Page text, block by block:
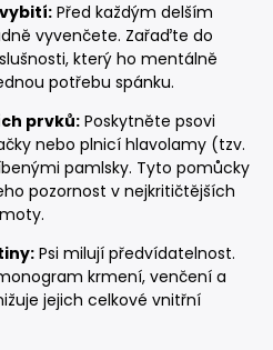
Před každým delším
vyvenčete. Zařaďte do
který ho mentálně
potřebu spánku.
prvků: Poskytněte psovi
nebo plnicí hlavolamy (tzv.
pamlsky. Tyto pomůcky
pozornost v nejkritičtějších
Psi milují předvídatelnost.
krmení, venčení a
jejich celkové vnitřní